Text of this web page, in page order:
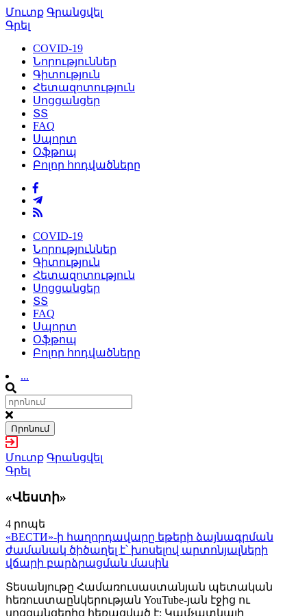
Մուտք Գրանցվել
Գրել
COVID-19
Նորություններ
Գիտություն
Հետազոտություն
Սոցցանցեր
ՏՏ
FAQ
Սպորտ
Օֆթոպ
Բոլոր հոդվածները
COVID-19
Նորություններ
Գիտություն
Հետազոտություն
Սոցցանցեր
ՏՏ
FAQ
Սպորտ
Օֆթոպ
Բոլոր հոդվածները
...
Որոնում
Մուտք Գրանցվել
Գրել
«Վեստի»
4 րոպե
«ВЕСТИ»-ի հաղորդավարը եթերի ձայնագրման
ժամանակ ծիծաղել է՝ խոսելով արտոնյալների
վճարի բարձրացման մասին
Տեսանյութը Համառուսաստանյան պետական
հեռուստաընկերության YouTube-յան էջից ու
սոցցանցերից հեռացված է: Կամչատկայի